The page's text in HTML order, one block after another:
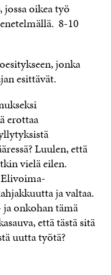
oikea työ
8-10
jonka
esittävät.
erottaa
Luulen, että
vielä eilen.
ja valtaa.
onkohan tämä
että tästä sitä
uutta työtä?